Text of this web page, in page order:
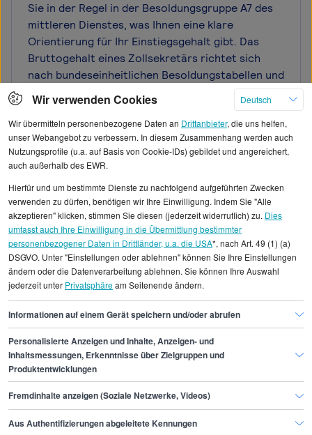
Sie in der Regel in der Besoldungsgruppe A7 des
mittleren Dienstes, was Ihnen eine klare
Orientierung für Ihr Einstiegsgehalt gibt. Das
Bruttogehalt eines Zollsekretärs richtet sich
nach bundeseinheitlichen Besoldungstabellen und
liegt zu Beginn bei etwa 2.500 bis 2.800 Euro
monatlich, abhängig von Ihrer Erfahrungsstufe
und möglichen Zulagen. Informieren Sie sich über
die aktuellen Besoldungstabellen des Bundes, um
Ihr Gehalt präzise zu ermitteln. Berücksichtigen
Anfang an Beamtenstatus genießen, was mit
besonderen Sozialleistungen und
Versorgungsansprüchen verbunden ist. Diese
Gesamtpakete sind bei der Bewertung Ihrer
Vergütung ebenso wichtig wie das reine
Grundgehalt.
Finde den Job,
der zu dir passt.
Wir verwenden Cookies
Deutsch
Wir übermitteln personenbezogene Daten an Drittanbieter, die uns helfen,
unser Webangebot zu verbessern. In diesem Zusammenhang werden auch
Nutzungsprofile (u.a. auf Basis von Cookie-IDs) gebildet und angereichert,
auch außerhalb des EWR.
Hierfür und um bestimmte Dienste zu nachfolgend aufgeführten Zwecken
verwenden zu dürfen, benötigen wir Ihre Einwilligung. Indem Sie "Alle
akzeptieren" klicken, stimmen Sie diesen (jederzeit widerruflich) zu. Dies
umfasst auch Ihre Einwilligung in die Übermittlung bestimmter
personenbezogener Daten in Drittländer, u.a. die USA*, nach Art. 49 (1) (a)
DSGVO. Unter "Einstellungen oder ablehnen" können Sie Ihre Einstellungen
ändern oder die Datenverarbeitung ablehnen. Sie können Ihre Auswahl
jederzeit unter Privatsphäream Seitenende ändern.
Informationen auf einem Gerät speichern und/oder abrufen
Personalisierte Anzeigen und Inhalte, Anzeigen- und
Inhaltsmessungen, Erkenntnisse über Zielgruppen und
Produktentwicklungen
Fremdinhalte anzeigen (Soziale Netzwerke, Videos)
Aus Authentifizierungen abgeleitete Kennungen